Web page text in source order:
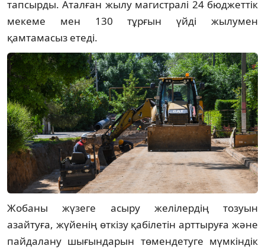
тапсырды. Аталған жылу магистралі 24 бюджеттік
мекеме мен 130 тұрғын үйді жылумен
қамтамасыз етеді.
Жобаны жүзеге асыру желілердің тозуын
азайтуға, жүйенің өткізу қабілетін арттыруға және
пайдалану шығындарын төмендетуге мүмкіндік